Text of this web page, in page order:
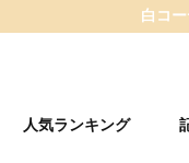
白コ
人気ランキング